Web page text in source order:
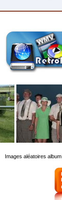
Images aléatoires